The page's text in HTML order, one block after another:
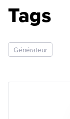
Tags
Générateur